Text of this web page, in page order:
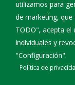
EL
utilizamos para
de marketing, que
TODO", acepta el
individuales y
"Configuración".
Política de